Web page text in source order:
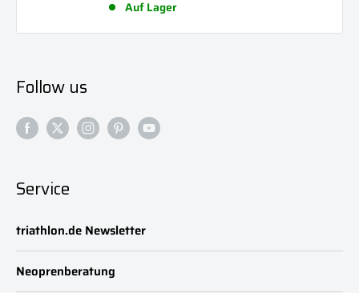
Auf Lager
Follow us
Service
triathlon.de Newsletter
Neoprenberatung